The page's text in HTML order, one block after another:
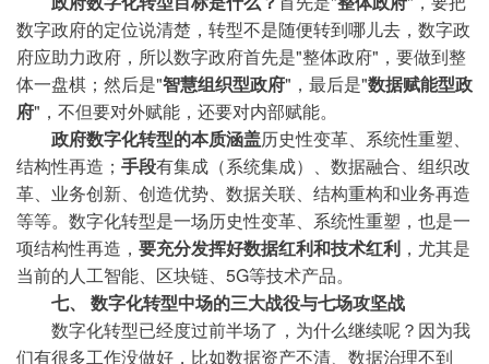
数字政府的定位说清楚，转型不是随便转到哪儿去，数字政
府应助力政府，所以数字政府首先是"整体政府"，要做到整
体一盘棋；然后是"智慧组织型政府"，最后是"数据赋能型政
府"，不但要对外赋能，还要对内部赋能。
政府数字化转型的本质涵盖历史性变革、系统性重塑、
结构性再造； 手段有集成（系统集成）、数据融合、组织改
革、业务创新、创造优势、数据关联、结构重构和业务再造
等等。数字化转型是一场历史性变革、系统性重塑，也是一
项结构性再造， 要充分发挥好数据红利和技术红利 ，尤其是
当前的人工智能、区块链、5G等技术产品。
七、 数字化转型中场的三大战役与七场攻坚战
数字化转型已经度过前半场了，为什么继续呢？因为我
们有很多工作没做好，比如数据资产不清、数据治理不到